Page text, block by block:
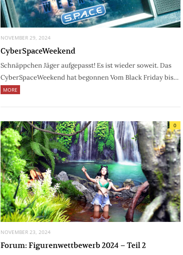
NOVEMBER 29, 2024
CyberSpaceWeekend
Schnäppchen Jäger aufgepasst! Es ist wieder soweit. Das
CyberSpaceWeekend hat begonnen Vom Black Friday bis…
MORE
NOVEMBER 23, 2024
0
Forum: Figurenwettbewerb 2024 – Teil 2